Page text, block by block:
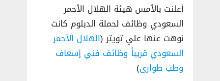
أعلنت بالأمس هيئة الهلال الأحمر
السعودي وظائف لحملة الدبلوم كانت
نوهت عنها علي تويتر (الهلال الأحمر
السعودي قريباً وظائف فني إسعاف
وطب طوارئ)